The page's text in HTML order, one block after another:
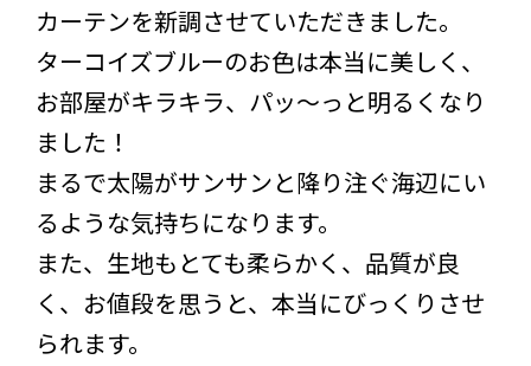
カーテンを新調させていただきました。
ターコイズブルーのお色は本当に美しく、
お部屋がキラキラ、パッ〜っと明るくなり
ました！
まるで太陽がサンサンと降り注ぐ海辺にい
るような気持ちになります。
また、生地もとても柔らかく、品質が良
く、お値段を思うと、本当にびっくりさせ
られます。